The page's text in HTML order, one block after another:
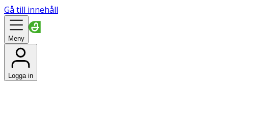
Gå till innehåll
Meny
Logga in